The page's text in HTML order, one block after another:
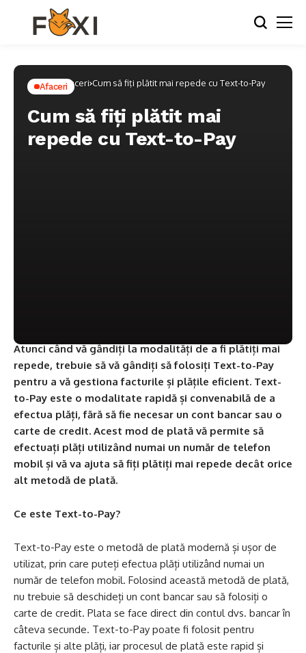
Home Afaceri Cum să fiți plătit mai repede cu Text-to-Pay
Afaceri
Cum să fiți plătit mai
repede cu Text-to-Pay
Atunci când vă gândiți la modalități de a fi plătiți mai
repede, trebuie să vă gândiți să folosiți Text-to-Pay
pentru a vă gestiona facturile și plățile eficient. Text-
to-Pay este o modalitate rapidă și convenabilă de a
efectua plăți, fără să fie necesar un cont bancar sau o
carte de credit. Acest mod de plată vă permite să
efectuați plăți utilizând numai un număr de telefon
mobil și vă va ajuta să fiți plătiți mai repede decât orice
alt metodă de plată.
Ce este Text-to-Pay?
Text-to-Pay este o metodă de plată modernă și ușor de
utilizat, prin care puteți efectua plăți utilizând numai un
număr de telefon mobil. Folosind această metodă de plată,
nu trebuie să deschideți un cont bancar sau să folosiți o
carte de credit. Plata se face direct din contul dvs. bancar în
câteva secunde. Text-to-Pay poate fi folosit pentru
facturile și alte plăți, iar procesul de plată este rapid și